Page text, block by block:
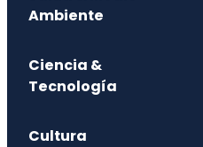
Ambiente
Ciencia &
Tecnología
Cultura